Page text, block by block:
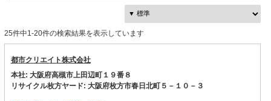
との取り扱い品目情報を無料で閲覧できます。
25件中1-20件の検索結果を表示しています
都市クリエイト株式会社
本社: 大阪府高槻市上田辺町１９番８
リサイクル枚方ヤード: 大阪府枚方市春日北町５－１０－３